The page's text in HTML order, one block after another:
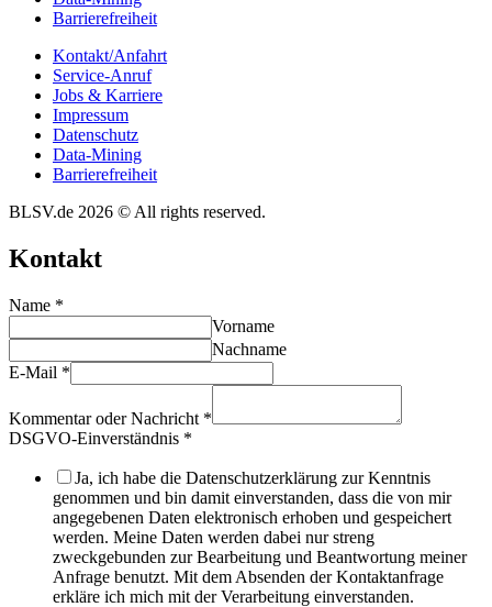
Barrie­re­frei­heit
Kontakt/​​Anfahrt
Service-Anruf
Jobs & Karriere
Impres­sum
Daten­schutz
Data-Mining
Barrie­re­frei­heit
BLSV.de 2026 © All rights reserved.
Kontakt
Name *
Vorname
Nachname
E-Mail *
Kommentar oder Nachricht *
DSGVO-Einverständnis *
Ja, ich habe die Datenschutzerklärung zur Kenntnis
genommen und bin damit einverstanden, dass die von mir
angegebenen Daten elektronisch erhoben und gespeichert
werden. Meine Daten werden dabei nur streng
zweckgebunden zur Bearbeitung und Beantwortung meiner
Anfrage benutzt. Mit dem Absenden der Kontaktanfrage
erkläre ich mich mit der Verarbeitung einverstanden.